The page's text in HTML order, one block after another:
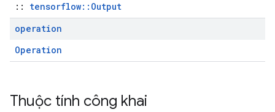
:: tensorflow::Output
operation
Operation
Thuộc tính công khai